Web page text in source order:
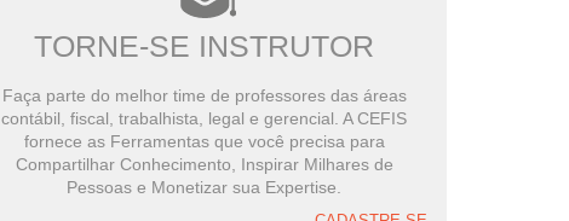
TORNE-SE INSTRUTOR
Faça parte do melhor time de professores das áreas
contábil, fiscal, trabalhista, legal e gerencial. A CEFIS
fornece as Ferramentas que você precisa para
Compartilhar Conhecimento, Inspirar Milhares de
Pessoas e Monetizar sua Expertise.